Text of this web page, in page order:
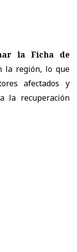
la Ficha de
la región, lo que
afectados y
la recuperación